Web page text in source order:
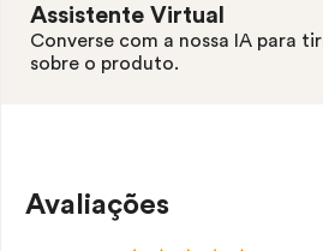
Assistente Virtual
Converse com a nossa IA para
sobre o produto.
Avaliações